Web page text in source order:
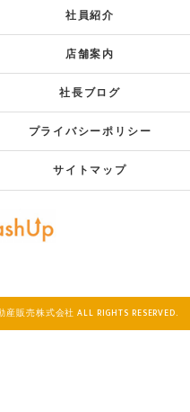
社員紹介
店舗案内
社長ブログ
プライバシーポリシー
サイトマップ
販売株式会社 ALL RIGHTS RESERVED.